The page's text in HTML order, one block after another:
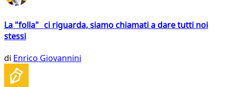
La "folla" ci riguarda, siamo chiamati a dare tutti noi
stessi
di Enrico Giovannini